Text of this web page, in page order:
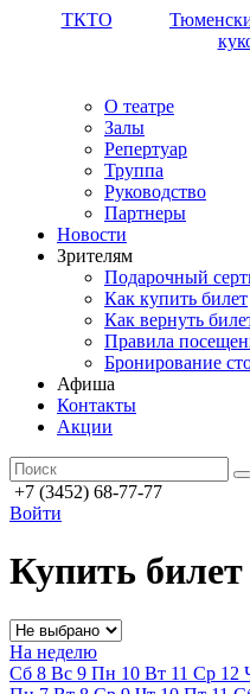
ТКТО
О театре
Залы
Репертуар
Труппа
Руководство
Партнеры
Новости
Зрителям
Подарочный
Как купить билет
Как вернуть
Правила
Бронирование
Афиша
Контакты
Акции
+7 (3452) 68-77-77
Войти
Купить билет
На неделю
Сб 8 Вс 9 Пн 10 Вт 11 Ср 12